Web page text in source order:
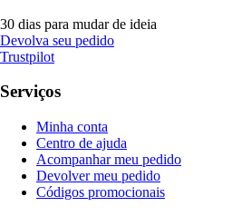
30 dias para mudar de ideia
Devolva seu pedido
Trustpilot
Serviços
Minha conta
Centro de ajuda
Acompanhar meu pedido
Devolver meu pedido
Códigos promocionais